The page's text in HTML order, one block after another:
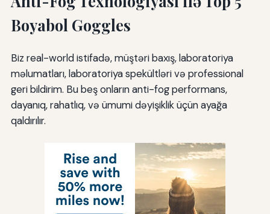
Boyabol Goggles
Biz real-world istifadə, müştəri baxış, laboratoriya
məlumatları, laboratoriya spekültləri və professional
geri bildirim. Bu beş onların anti-fog performans,
dayanıq, rahatlıq, və ümumi dəyişiklik üçün ayağa
qaldırılır.